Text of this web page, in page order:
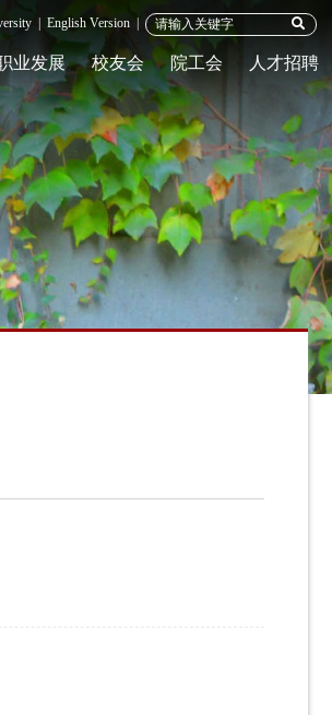
业发展 校友会 院工会 人才招聘
English Version |